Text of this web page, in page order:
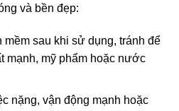
và bền đẹp:
mềm sau khi sử dụng, tránh để
mạnh, mỹ phẩm hoặc nước
nặng, vận động mạnh hoặc